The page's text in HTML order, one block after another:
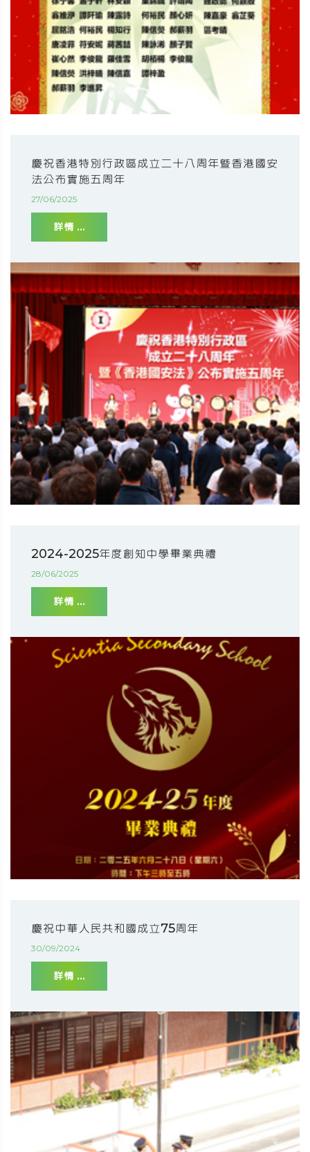
慶祝香港特別行政區成立二十八周年暨香港國安
法公布實施五周年
27/06/2025
詳情 ...
2024-2025年度創知中學畢業典禮
28/06/2025
詳情 ...
慶祝中華人民共和國成立75周年
30/09/2024
詳情 ...